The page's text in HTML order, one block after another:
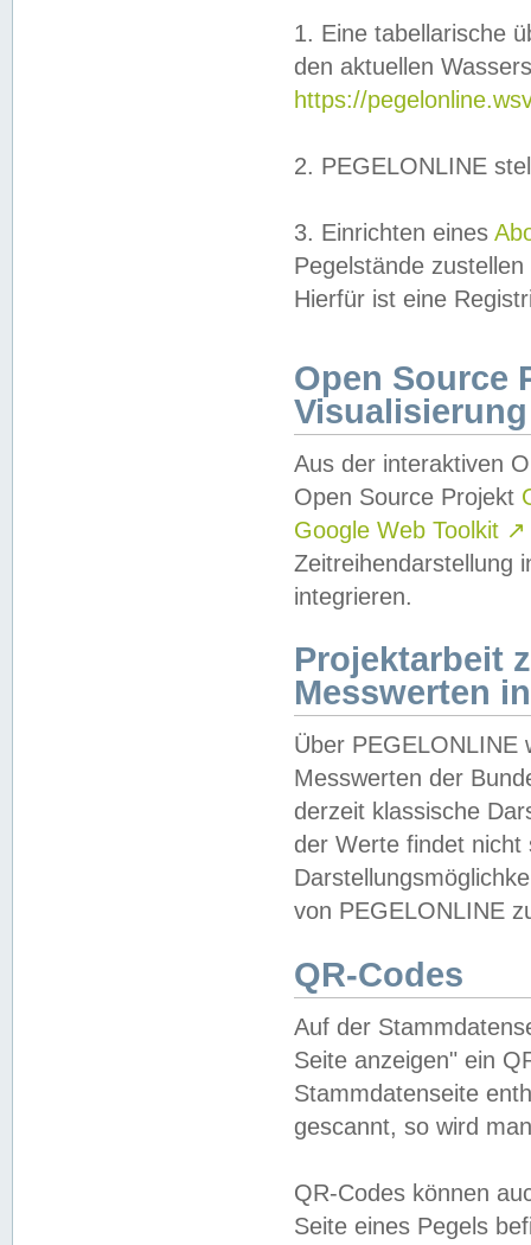
1. Eine tabellarische
den aktuellen
https://
2. PEGELONLINE
3. Einrichten eines
Pegelstände
Hierfür ist eine
Open Source
Visualisierung
Aus der interaktiven
Open Source Projekt
Google Web Toolkit ↗
Zeitreihendarstellung
integrieren.
Projektarbeit
Messwerten
Über PEGELONLINE
Messwerten der
derzeit klassische
der Werte findet
von PEGELONLINE
QR-Codes
Auf der
Seite anzeigen" ein
Stammdatenseite
gescannt, so wird
QR-Codes können
Seite eines Pegels